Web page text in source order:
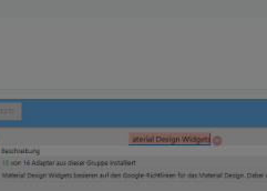
kompletten Reload des eigentlich
Tabelle Probleme. Ist die Tabelle
und komplett auf die Tabelle
obwohl es diesen gar nicht benötigt
Nichtsdestotrotz würde ich auch im